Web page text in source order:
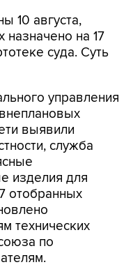
10 августа,
назначено на 17
суда. Суть
управления
выявили
служба
изделия для
отобранных
технических
по